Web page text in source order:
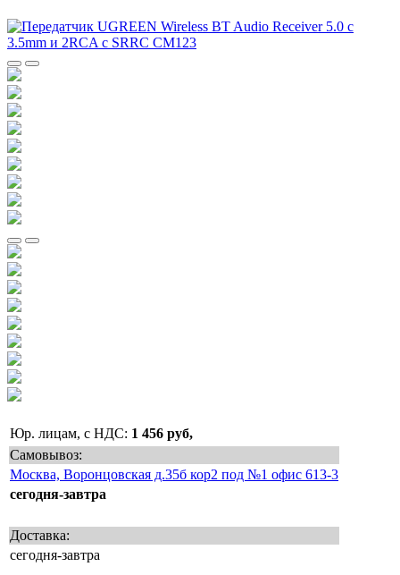
Юр. лицам, с НДС: 1 456 руб,
Самовывоз:
Москва, Воронцовская д.35б кор2 под №1 офис 613-3
сегодня-завтра
Доставка:
сегодня-завтра